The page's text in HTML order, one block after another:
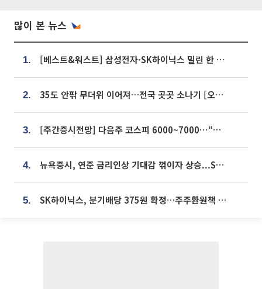
많이 본 뉴스
1. [베스트&워스트] 삼성전자·SK하이닉스 밀린 한 주…상상인증권은 85% 급등
2. 35도 안팎 무더위 이어져…전국 곳곳 소나기 [오늘 날씨]
3. [주간증시전망] 다음주 코스피 6000~7000⋯“外人 수급은 정책이 변수”
4. 뉴욕증시, 연준 금리인상 기대감 꺾이자 상승...S&P500 사상 최고치 [종합]
5. SK하이닉스, 분기배당 375원 확정…주주환원책 9월로 앞당겨 발표